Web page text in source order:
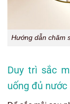
Hướng dẫn chăm
Duy trì sắc
uống đủ nước